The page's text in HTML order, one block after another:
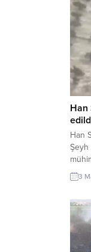
Han
Han
Şeyh
3